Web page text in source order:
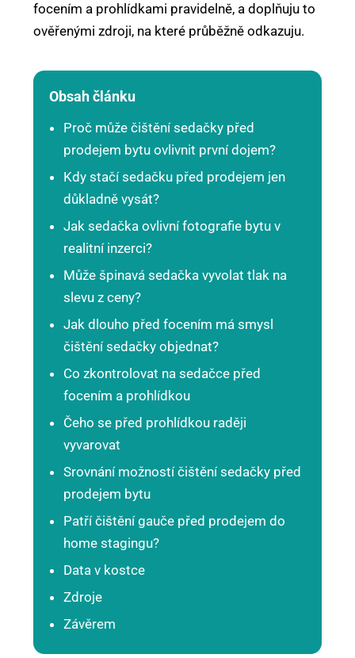
focením a prohlídkami pravidelně, a doplňuju to
ověřenými zdroji, na které průběžně odkazuju.
Obsah článku
Proč může čištění sedačky před
prodejem bytu ovlivnit první dojem?
Kdy stačí sedačku před prodejem jen
důkladně vysát?
Jak sedačka ovlivní fotografie bytu v
realitní inzerci?
Může špinavá sedačka vyvolat tlak na
slevu z ceny?
Jak dlouho před focením má smysl
čištění sedačky objednat?
Co zkontrolovat na sedačce před
focením a prohlídkou
Čeho se před prohlídkou raději
vyvarovat
Srovnání možností čištění sedačky před
prodejem bytu
Patří čištění gauče před prodejem do
home stagingu?
Data v kostce
Zdroje
Závěrem